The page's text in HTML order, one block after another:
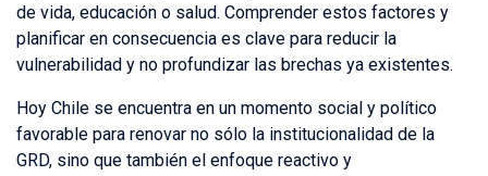
de vida, educación o salud. Comprender estos factores y
planificar en consecuencia es clave para reducir la
vulnerabilidad y no profundizar las brechas ya existentes.
Hoy Chile se encuentra en un momento social y político
favorable para renovar no sólo la institucionalidad de la
GRD, sino que también el enfoque reactivo y